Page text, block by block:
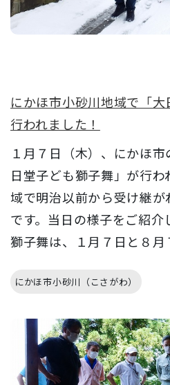
にかほ市小砂川地域で「
行われました！
１月７日（木）、にかほ
日堂子ども獅子舞」が行
域で明治以前から受け継
です。当日の様子をご紹介
獅子舞は、１月７日と８
にかほ市小砂川（こさがわ）